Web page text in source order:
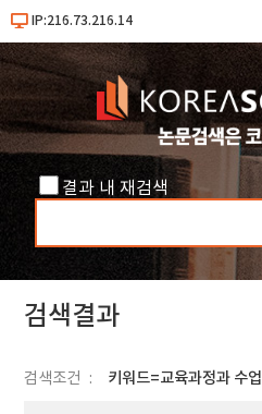
IP:216.73.216.14
결과 내 재검색
검색결과
검색조건 키워드=교육과정과 수업